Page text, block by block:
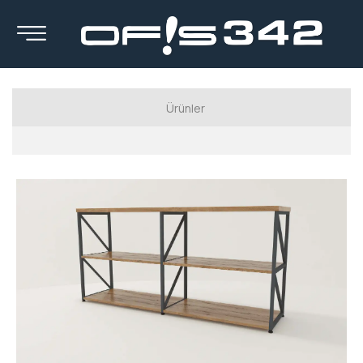
Ürünler
Executive Series
Manager Series
Workstation Series
Calışma Koltukları